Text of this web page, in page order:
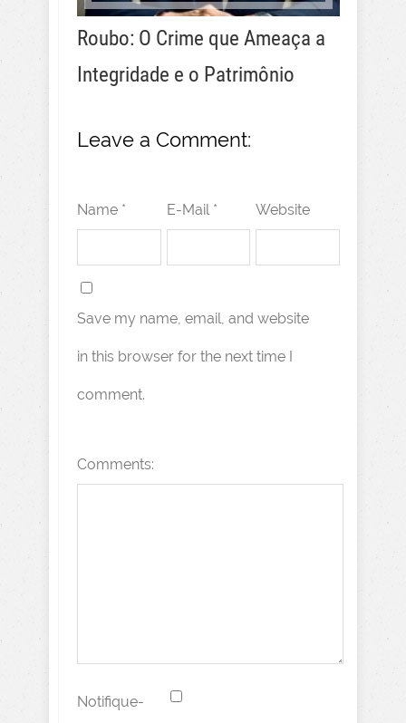
Roubo: O Crime que Ameaça a
Integridade e o Patrimônio
Leave a Comment:
Name * E-Mail * Website
Save my name, email, and website
in this browser for the next time I
comment.
Comments:
Notifique-